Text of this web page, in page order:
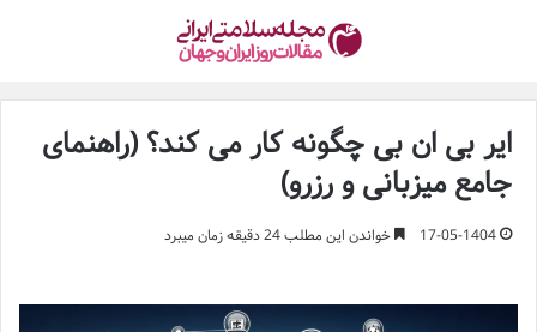
ایر بی ان بی چگونه کار می کند؟ (راهنمای
جامع میزبانی و رزرو)
17-05-1404 خواندن این مطلب 24 دقیقه زمان میبرد